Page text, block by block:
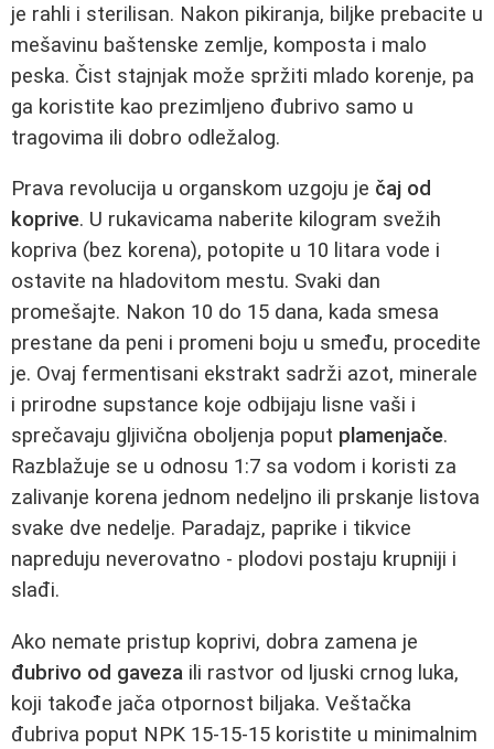
je rahli i sterilisan. Nakon pikiranja, biljke prebacite u
mešavinu baštenske zemlje, komposta i malo
peska. Čist stajnjak može spržiti mlado korenje, pa
ga koristite kao prezimljeno đubrivo samo u
tragovima ili dobro odležalog.
Prava revolucija u organskom uzgoju je čaj od
koprive. U rukavicama naberite kilogram svežih
kopriva (bez korena), potopite u 10 litara vode i
ostavite na hladovitom mestu. Svaki dan
promešajte. Nakon 10 do 15 dana, kada smesa
prestane da peni i promeni boju u smeđu, procedite
je. Ovaj fermentisani ekstrakt sadrži azot, minerale
i prirodne supstance koje odbijaju lisne vaši i
sprečavaju gljivična oboljenja poput plamenjače.
Razblažuje se u odnosu 1:7 sa vodom i koristi za
zalivanje korena jednom nedeljno ili prskanje listova
svake dve nedelje. Paradajz, paprike i tikvice
napreduju neverovatno - plodovi postaju krupniji i
slađi.
Ako nemate pristup koprivi, dobra zamena je
đubrivo od gaveza ili rastvor od ljuski crnog luka,
koji takođe jača otpornost biljaka. Veštačka
đubriva poput NPK 15-15-15 koristite u minimalnim